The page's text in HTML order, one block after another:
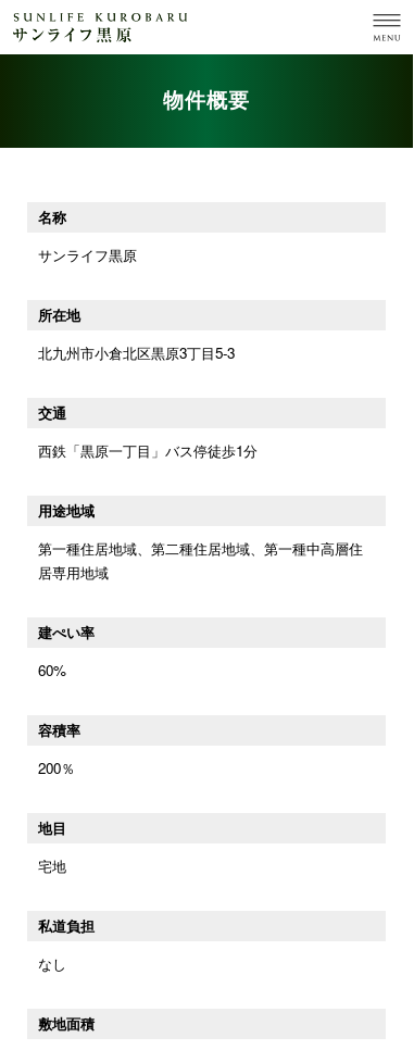
物件概要
名称
サンライフ黒原
所在地
北九州市小倉北区黒原3丁目5-3
交通
西鉄「黒原一丁目」バス停徒歩1分
用途地域
第一種住居地域、第二種住居地域、第一種中高層住
居専用地域
建ぺい率
60%
容積率
200％
地目
宅地
私道負担
なし
敷地面積